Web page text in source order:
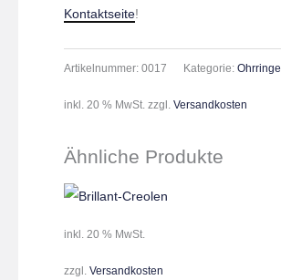
Kontaktseite!
Artikelnummer: 0017 Kategorie: Ohrringe
inkl. 20 % MwSt. zzgl. Versandkosten
Ähnliche Produkte
inkl. 20 % MwSt.
zzgl. Versandkosten